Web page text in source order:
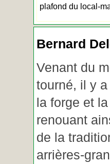
plafond du local-
Bernard
Venant du
tourné, il y
la forge et la
renouant
de la
arrières-